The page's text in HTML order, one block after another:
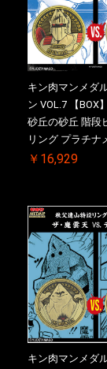
キン肉マンメダ
ン VOL.7 【BOX
砂丘の砂丘 階段
リング プラチナ
ンマスク VS.ネメ
ル(非売品)付
￥16,929
キン肉マンメダ